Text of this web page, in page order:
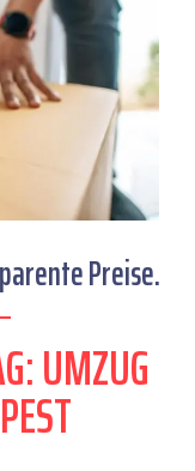
Preise.
UMZUG